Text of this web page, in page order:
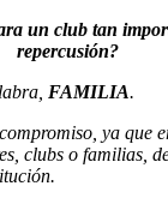
un club tan
repercusión?
FAMILIA.
ya que
clubs o familias,